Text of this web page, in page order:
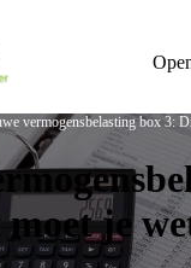
vermogensbelasting box 3:
je